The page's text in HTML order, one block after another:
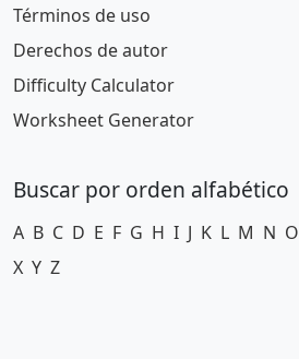
Términos de uso
Derechos de autor
Difficulty Calculator
Worksheet Generator
Buscar por orden alfabético
A B C D E F G H I J K L M N O
X Y Z